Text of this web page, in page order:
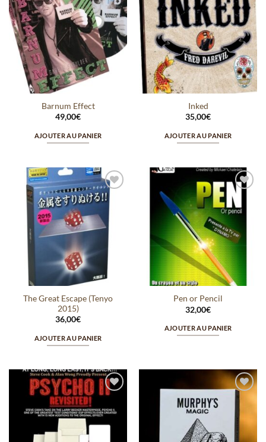
Ajouter
à la
wishlist
Barnum Effect
49,00€
AJOUTER AU PANIER
Ajouter
à la
wishlist
Inked
35,00€
AJOUTER AU PANIER
Ajouter
wishlist
The Great Escape (Tenyo
2015)
36,00€
AJOUTER AU PANIER
Ajouter
à la
wishlist
Pen or Pencil
32,00€
AJOUTER AU PANIER
à la
wishlist
Ajouter
wishlist